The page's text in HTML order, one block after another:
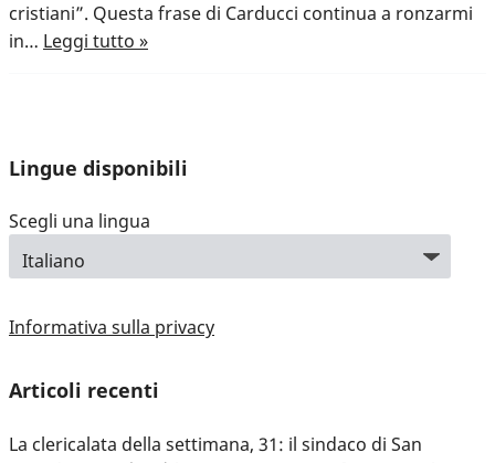
cristiani”. Questa frase di Carducci continua a ronzarmi
in… Leggi tutto »
Lingue disponibili
Scegli una lingua
Informativa sulla privacy
Articoli recenti
La clericalata della settimana, 31: il sindaco di San